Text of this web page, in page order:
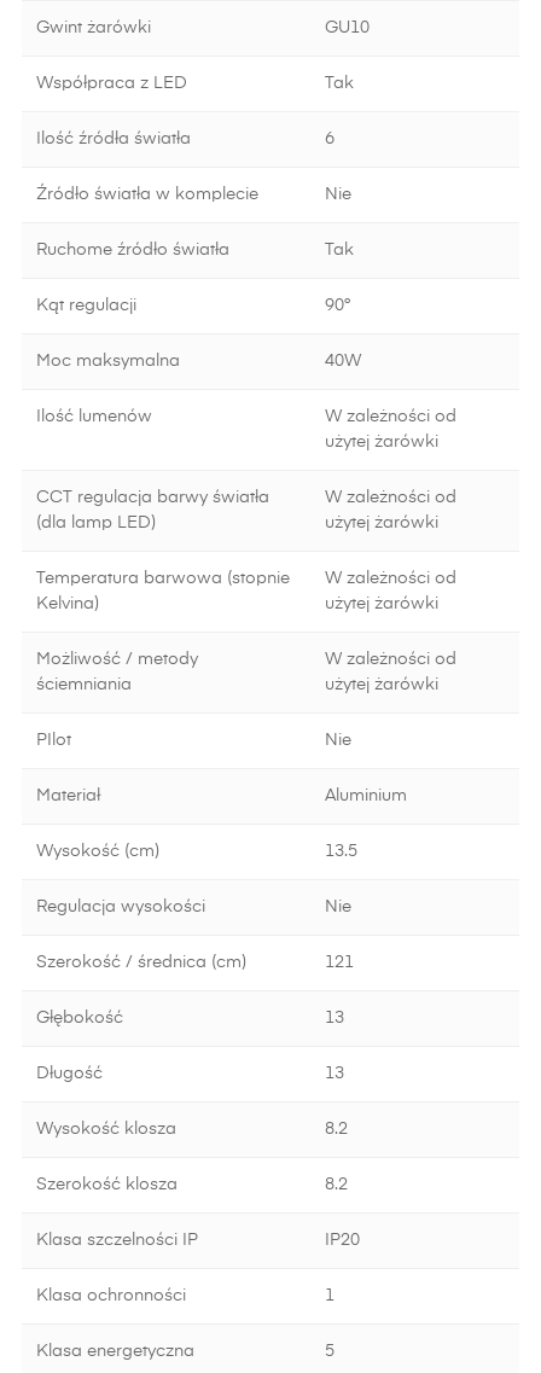
Gwint żarówki GU10
Współpraca z LED Tak
Ilość źródła światła 6
Źródło światła w komplecie Nie
Ruchome źródło światła Tak
Kąt regulacji 90°
Moc maksymalna 40W
Ilość lumenów
W zależności od
użytej żarówki
CCT regulacja barwy światła
(dla lamp LED)
W zależności od
użytej żarówki
Temperatura barwowa (stopnie
Kelvina)
W zależności od
użytej żarówki
Możliwość / metody
ściemniania
W zależności od
użytej żarówki
PIlot Nie
Materiał Aluminium
Wysokość (cm) 13.5
Regulacja wysokości Nie
Szerokość / średnica (cm) 121
Głębokość 13
Długość 13
Wysokość klosza 8.2
Szerokość klosza 8.2
Klasa szczelności IP IP20
Klasa ochronności 1
Klasa energetyczna 5